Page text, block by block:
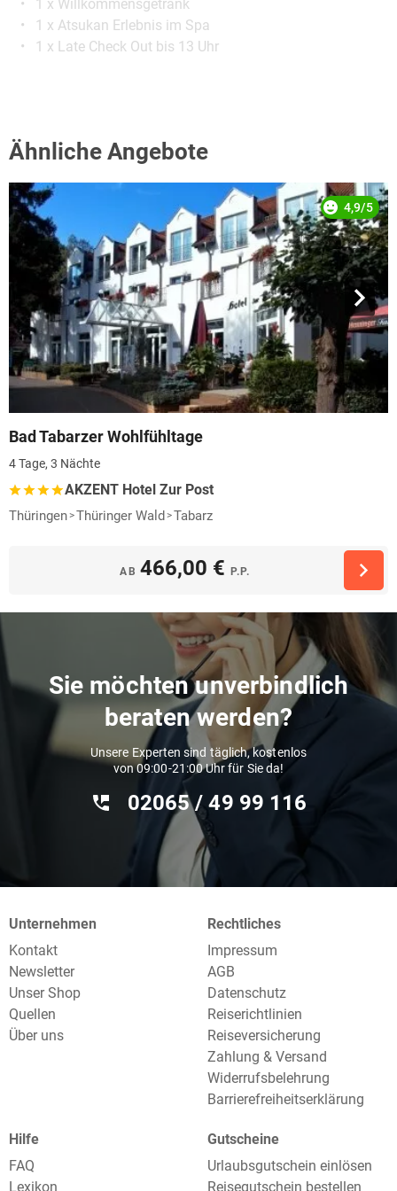
1 x Willkommensgetränk
1 x Atsukan Erlebnis im Spa
1 x Late Check Out bis 13 Uhr
Ähnliche Angebote
4,9/5
Bad Tabarzer Wohlfühltage
4 Tage, 3 Nächte
AKZENT Hotel Zur Post
Thüringen Thüringer Wald Tabarz
AB 466,00 € P.P.
Sie möchten unverbindlich
beraten werden?
Unsere Experten sind täglich, kostenlos
von 09:00-21:00 Uhr für Sie da!
02065 / 49 ‌99 116
Unternehmen
Kontakt
Newsletter
Unser Shop
Quellen
Über uns
Rechtliches
Impressum
AGB
Datenschutz
Reiserichtlinien
Reiseversicherung
Zahlung & Versand
Widerrufsbelehrung
Barrierefreiheitserklärung
Hilfe
FAQ
Lexikon
Gutscheine
Urlaubsgutschein einlösen
Reisegutschein bestellen